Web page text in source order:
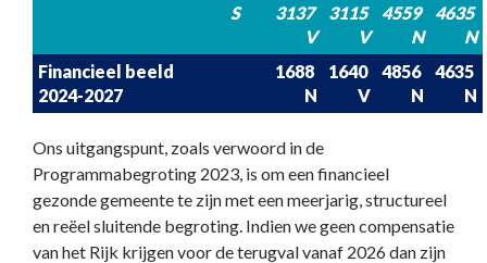
S
3137
V
3115
V
4559
N
4635
N
Financieel beeld
2024-2027
1688
N
1640
V
4856
N
4635
N
Ons uitgangspunt, zoals verwoord in de
Programmabegroting 2023, is om een financieel
gezonde gemeente te zijn met een meerjarig, structureel
en reëel sluitende begroting. Indien we geen compensatie
van het Rijk krijgen voor de terugval vanaf 2026 dan zijn